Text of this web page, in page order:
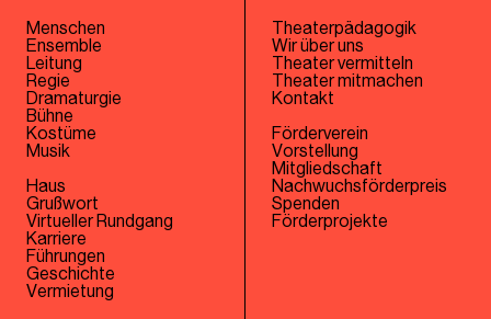
Menschen
Ensemble
Leitung
Regie
Dramaturgie
Bühne
Kostüme
Musik
Haus
Grußwort
Virtueller Rundgang
Karriere
Führungen
Geschichte
Vermietung
Theaterpädagogik
Wir über uns
Theater vermitteln
Theater mitmachen
Kontakt
Förderverein
Vorstellung
Mitgliedschaft
Nachwuchsförderpreis
Spenden
Förderprojekte